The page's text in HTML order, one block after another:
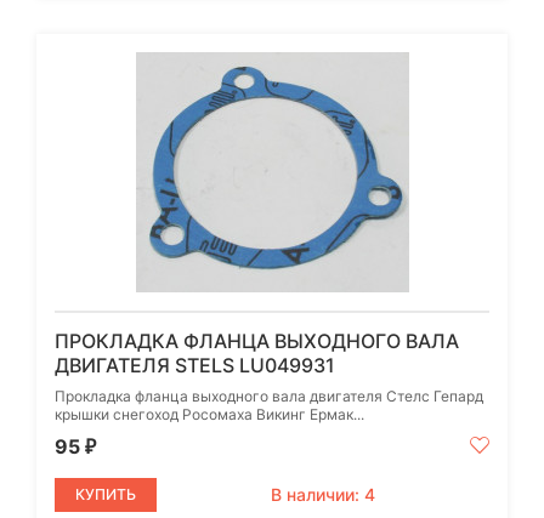
ПРОКЛАДКА ФЛАНЦА ВЫХОДНОГО ВАЛА
ДВИГАТЕЛЯ STELS LU049931
Прокладка фланца выходного вала двигателя Стелс Гепард
крышки снегоход Росомаха Викинг Ермак...
95 ₽
КУПИТЬ В наличии: 4